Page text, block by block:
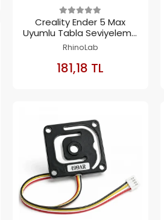
Creality Ender 5 Max
Uyumlu Tabla Seviyeleme
Sensörü
RhinoLab
181,18 TLSEPETE
EKLE